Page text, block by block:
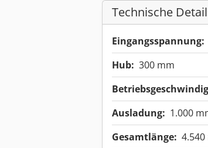
Technische
Eingangsspannung:
Hub: 300 mm
Ausladung: 1.000
Gesamtlänge: